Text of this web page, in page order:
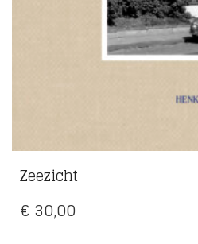
Zeezicht
€ 30,00